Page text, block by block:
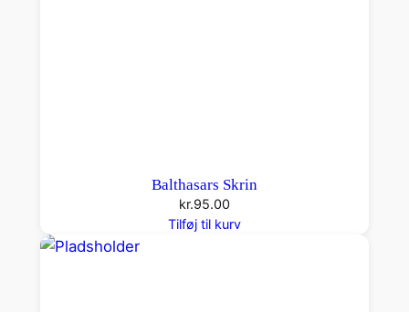
Balthasars Skrin
kr.95.00
Tilføj til kurv